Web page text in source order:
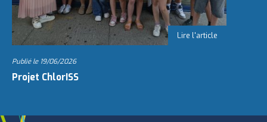
Publié le 19/06/2026
Projet ChlorISS